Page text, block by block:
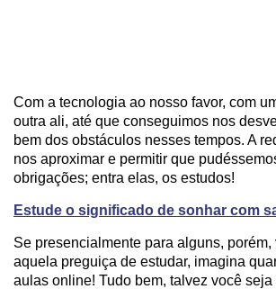
Com a tecnologia ao nosso favor, com
outra ali, até que conseguimos nos
bem dos obstáculos nesses tempos. A
nos aproximar e permitir que
obrigações; entra elas, os estudos!
Estude o significado de sonhar com
Se presencialmente para alguns, porém,
aquela preguiça de estudar, imagina
aulas online! Tudo bem, talvez você seja